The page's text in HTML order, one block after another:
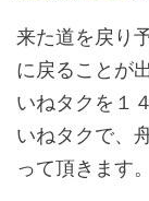
来た道を戻り
に戻ることが
いねタクを１
いねタクで、
って頂きます。